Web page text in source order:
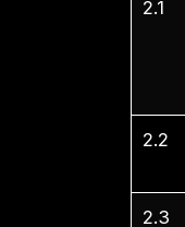
2.1
2.2
2.3